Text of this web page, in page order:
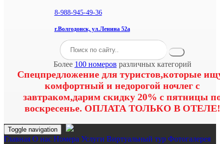
8-988-945-49-36
г.Волгодонск, ул.Ленина 52а
Более 100 номеров различных категорий
Спецпредложение для туристов,которые
комфортный и недорогой ночлег с
завтраком,дарим скидку 20% с пятницы
воскресенье. ОПЛАТА ТОЛЬКО В ОТЕЛЕ!
Toggle navigation
Главная O нас Номера Услуги Виртуальный тур Фотогалерея